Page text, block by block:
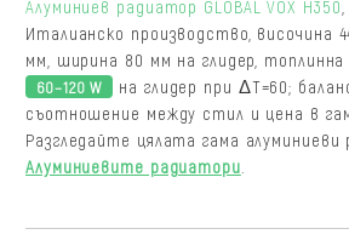
Алуминиев радиатор GLOBAL VOX H350
Италианско производство, височина
мм, ширина 80 мм на глидер,
60–120 W
на глидер при ΔT=60;
съотношение между стил и цена в
Разгледайте цялата гама алуминиеви
Алуминиевите радиатори
За
/